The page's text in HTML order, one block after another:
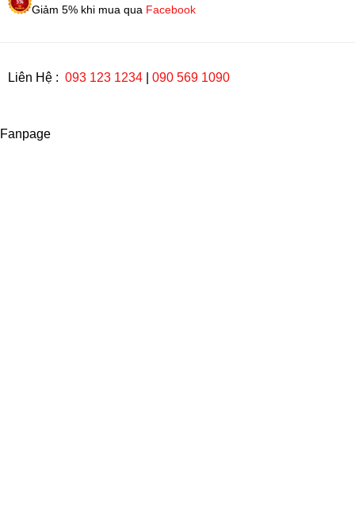
Giảm 5% khi mua qua Facebook
Liên Hệ : 093 123 1234 090 569 1090
Fanpage